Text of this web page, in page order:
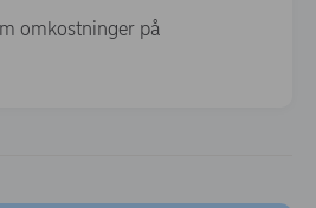
omkostninger på
in new window)